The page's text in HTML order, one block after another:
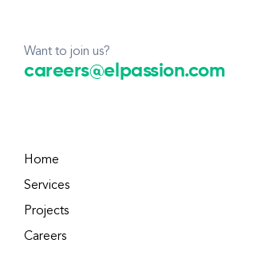
Want to join us?
careers@elpassion.com
Home
Services
Projects
Careers